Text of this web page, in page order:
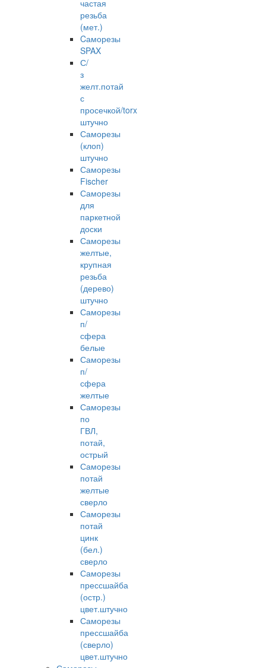
частая
резьба
(мет.)
Cаморезы
SPAX
С/
з
желт.потай
с
просечкой/torx
штучно
Саморезы
(клоп)
штучно
Саморезы
Fischer
Саморезы
для
паркетной
доски
Саморезы
желтые,
крупная
резьба
(дерево)
штучно
Саморезы
п/
сфера
белые
Саморезы
п/
сфера
желтые
Саморезы
по
ГВЛ,
потай,
острый
Саморезы
потай
желтые
сверло
Саморезы
потай
цинк
(бел.)
сверло
Саморезы
прессшайба
(остр.)
цвет.штучно
Саморезы
прессшайба
(сверло)
цвет.штучно